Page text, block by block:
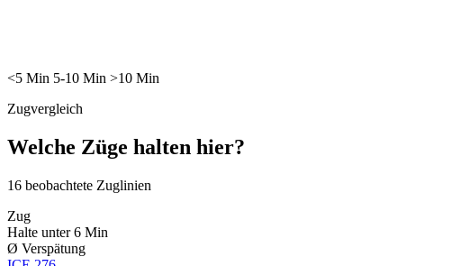
<5 Min 5-10 Min >10 Min
Zugvergleich
Welche Züge halten hier?
16 beobachtete Zuglinien
Zug
Halte unter 6 Min
Ø Verspätung